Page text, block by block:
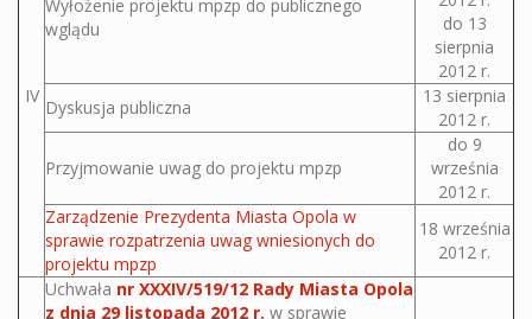
IV
Wyłożenie projektu mpzp do publicznego
wglądu
do 13
sierpnia
2012 r.
Dyskusja publiczna
13 sierpnia
2012 r.
Przyjmowanie uwag do projektu mpzp
do 9
września
2012 r.
Zarządzenie Prezydenta Miasta Opola w
sprawie rozpatrzenia uwag wniesionych do
projektu mpzp
18 września
2012 r.
Uchwała nr XXXIV/519/12 Rady Miasta Opola
z dnia 29 listopada 2012 r. w sprawie